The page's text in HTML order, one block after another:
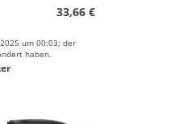
33,66 €
um 00:03; der
haben.